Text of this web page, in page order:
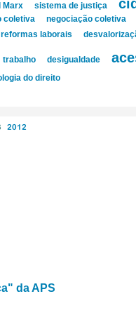
Marx sistema de justiça
coletiva negociação coletiva
reformas laborais
trabalho desigualdade
do direito
2012
da APS